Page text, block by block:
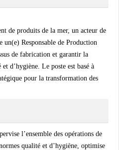
de produits de la mer, un acteur de
Responsable de Production
de fabrication et garantir la
d’hygiène. Le poste est basé à
pour la transformation des
l’ensemble des opérations de
qualité et d’hygiène, optimise